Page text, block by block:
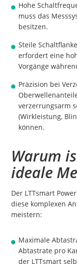
Hohe
muss das
besitzen.
Steile
erfordert eine
Vorgänge
Präzision bei
verzerrungsarm
(Wirkleistung,
können.
Warum
ideale
Der LTTsmart
diese komplexen
meistern:
Maximale
Abtastrate pro
der LTTsmart